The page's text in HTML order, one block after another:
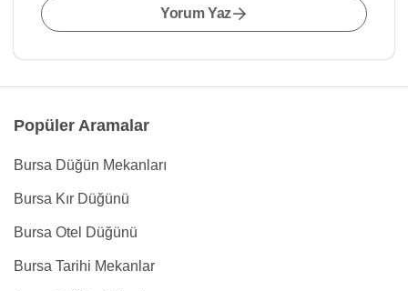
Yorum Yaz
Popüler Aramalar
Bursa Düğün Mekanları
Bursa Kır Düğünü
Bursa Otel Düğünü
Bursa Tarihi Mekanlar